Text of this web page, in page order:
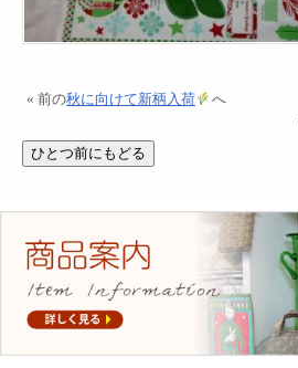
« 前の秋に向けて新柄入荷
へ